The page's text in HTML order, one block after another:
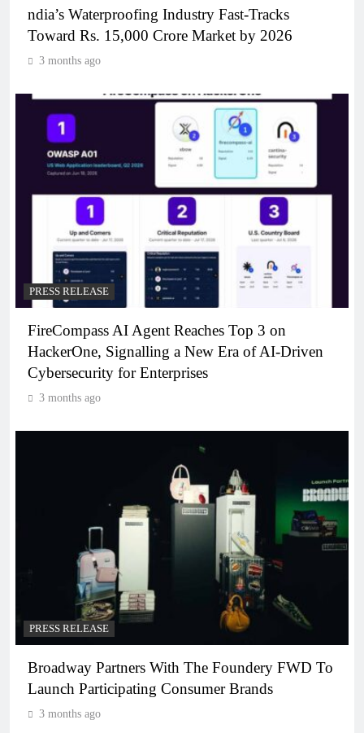
ndia’s Waterproofing Industry Fast-Tracks
Toward Rs. 15,000 Crore Market by 2026
3 months ago
PRESS RELEASE
FireCompass AI Agent Reaches Top 3 on
HackerOne, Signalling a New Era of AI-Driven
Cybersecurity for Enterprises
3 months ago
PRESS RELEASE
Broadway Partners With The Foundery FWD To
Launch Participating Consumer Brands
3 months ago